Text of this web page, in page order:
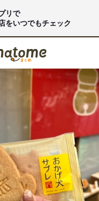
リで
をいつでもチェック